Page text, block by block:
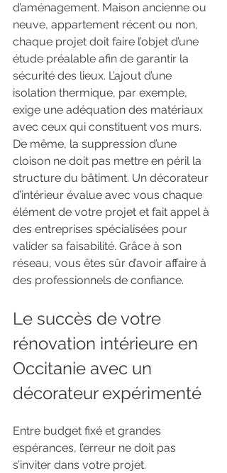
d’aménagement. Maison ancienne ou
neuve, appartement récent ou non,
chaque projet doit faire l’objet d’une
étude préalable afin de garantir la
sécurité des lieux. L’ajout d’une
isolation thermique, par exemple,
exige une adéquation des matériaux
avec ceux qui constituent vos murs.
De même, la suppression d’une
cloison ne doit pas mettre en péril la
structure du bâtiment. Un décorateur
d’intérieur évalue avec vous chaque
élément de votre projet et fait appel à
des entreprises spécialisées pour
valider sa faisabilité. Grâce à son
réseau, vous êtes sûr d’avoir affaire à
des professionnels de confiance.
Le succès de votre
rénovation intérieure en
Occitanie avec un
décorateur expérimenté
Entre budget fixé et grandes
espérances, l’erreur ne doit pas
s’inviter dans votre projet.